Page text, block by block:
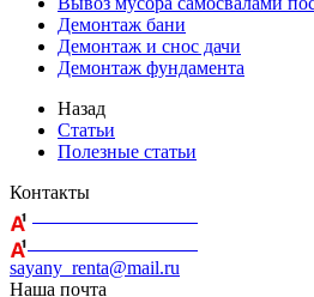
Демонтаж бани
Демонтаж и снос дачи
Демонтаж фундамента
Назад
Статьи
Полезные статьи
Контакты
sayany_renta@mail.ru
Наша почта